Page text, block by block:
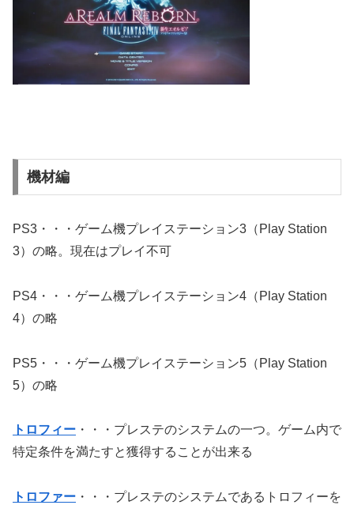
機材編
PS3・・・ゲーム機プレイステーション3（Play Station
3）の略。現在はプレイ不可
PS4・・・ゲーム機プレイステーション4（Play Station
4）の略
PS5・・・ゲーム機プレイステーション5（Play Station
5）の略
トロフィー ・・・プレステのシステムの一つ。ゲーム内で
特定条件を満たすと獲得することが出来る
トロファー ・・・プレステのシステムであるトロフィーを